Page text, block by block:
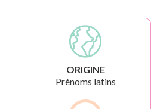
ORIGINE
Prénoms latins